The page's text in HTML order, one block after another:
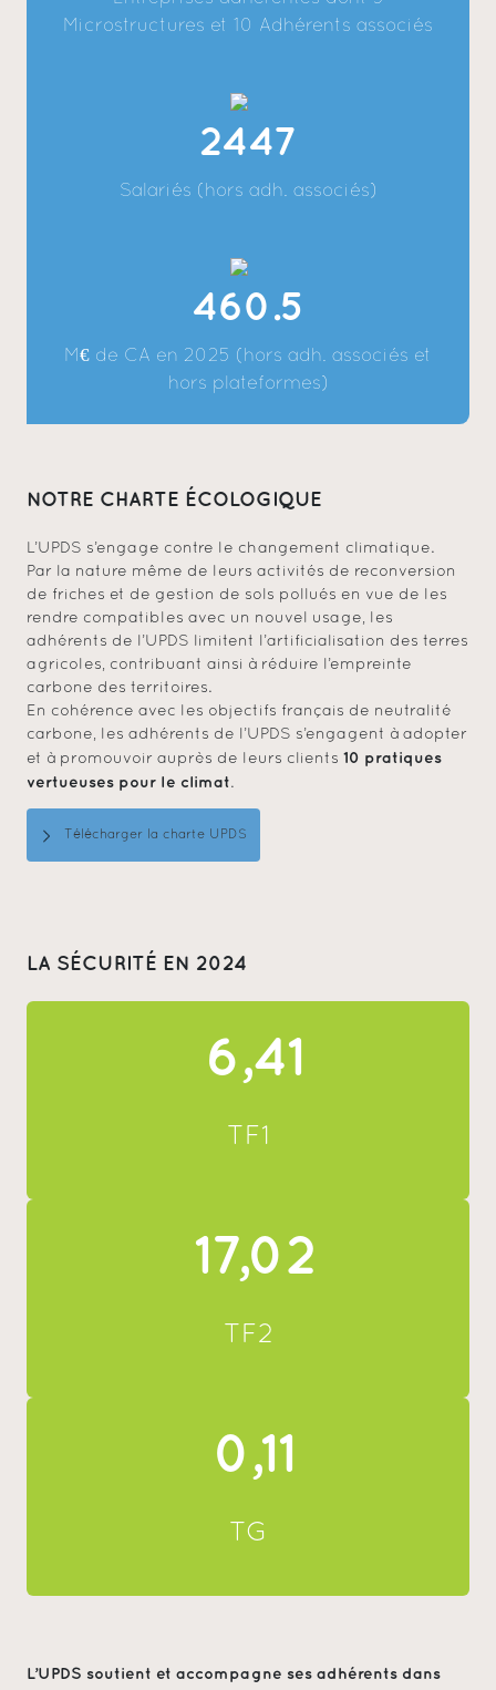
Microstructures et 10 Adhérents associés
2447
Salariés (hors adh. associés)
460.5
M€ de CA en 2025 (hors adh. associés et
hors plateformes)
NOTRE CHARTE ÉCOLOGIQUE
L’UPDS s’engage contre le changement climatique.
Par la nature même de leurs activités de reconversion
de friches et de gestion de sols pollués en vue de les
rendre compatibles avec un nouvel usage, les
adhérents de l’UPDS limitent l’artificialisation des terres
agricoles, contribuant ainsi à réduire l’empreinte
carbone des territoires.
En cohérence avec les objectifs français de neutralité
carbone, les adhérents de l’UPDS s’engagent à adopter
et à promouvoir auprès de leurs clients 10 pratiques
vertueuses pour le climat.
Télécharger la charte UPDS
LA SÉCURITÉ EN 2024
6,41
TF1
17,02
TF2
0,11
TG
L’UPDS soutient et accompagne ses adhérents dans